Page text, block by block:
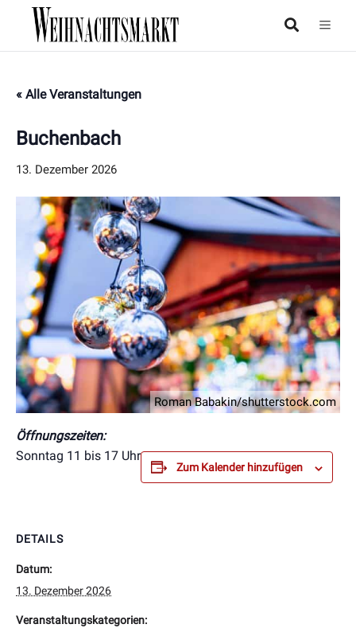
« Alle Veranstaltungen
Buchenbach
13. Dezember 2026
Roman Babakin/shutterstock.com
Öffnungszeiten:
Sonntag 11 bis 17 Uhr
Zum Kalender hinzufügen
DETAILS
Datum:
13. Dezember 2026
Veranstaltungskategorien: